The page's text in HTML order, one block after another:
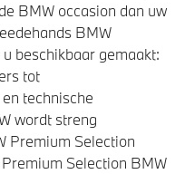
BMW occasion dan uw
BMW
beschikbaar gemaakt:
tot
technische
wordt streng
Premium Selection
Selection BMW